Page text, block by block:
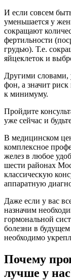
И если совсем
уменьшается у
сокращают
фертильности
грудью). Т.е.
яйцеклеток и
Другими словами,
фон, а значит
к минимуму.
Пройдите
уже сейчас и
В медицинском
комплексное
желез в любое
шести районах
классическую
аппаратную
Даже если у вас
назначим
гормональной
болезни в
необходимо
Почему
лучше у